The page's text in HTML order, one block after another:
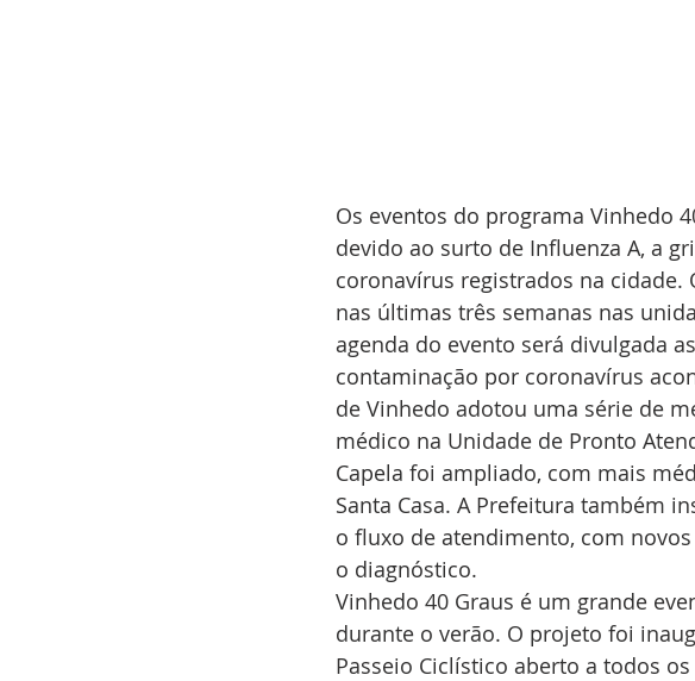
Os eventos do programa Vinhedo
devido ao surto de Influenza A, a
coronavírus registrados na
nas últimas três semanas nas
agenda do evento será divulgada
contaminação por coronavírus
de Vinhedo adotou uma série de
médico na Unidade de Pronto
Capela foi ampliado, com mais
Santa Casa. A Prefeitura também
o fluxo de atendimento, com
o diagnóstico.
Vinhedo 40 Graus é um grande
durante o verão. O projeto foi
Passeio Ciclístico aberto a todos